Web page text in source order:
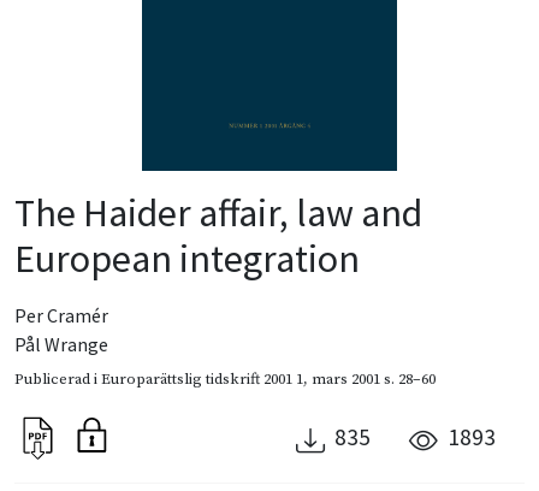
The Haider affair, law and
European integration
Per Cramér
Pål Wrange
Publicerad iEuroparättslig tidskrift 2001 1, mars 2001s. 28–60
835 1893